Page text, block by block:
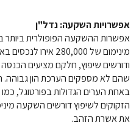
אפשרויות השקעה: נדל"ן
אפשרות ההשקעה הפופולרית ביותר
ודורשים שיפוץ, חלקם מציעים
שהם לא מספקים הערכת הון גבוהה.
את אשרת הזהב.